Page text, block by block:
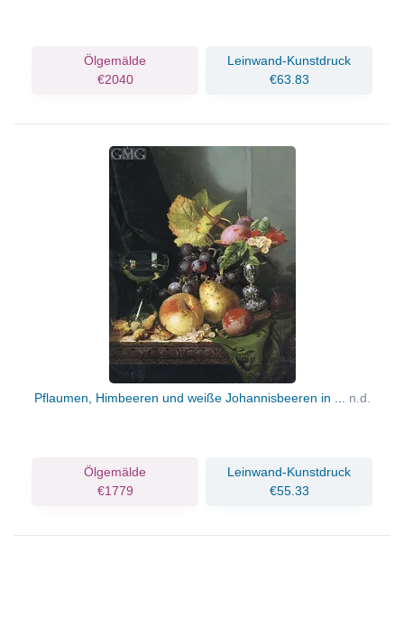
Ölgemälde
€2040
Leinwand-Kunstdruck
€63.83
Pflaumen, Himbeeren und weiße Johannisbeeren in ... n.d.
Ölgemälde
€1779
Leinwand-Kunstdruck
€55.33